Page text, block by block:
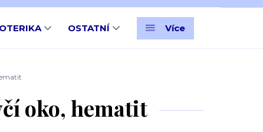
OSTATNÍ Více
oko, hematit